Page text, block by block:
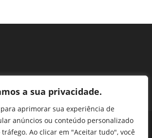
a sua privacidade.
para aprimorar sua experiência de
anúncios ou conteúdo personalizado
Ao clicar em "Aceitar tudo", você
Frequentes
Ouvidoria
e prestação de contas